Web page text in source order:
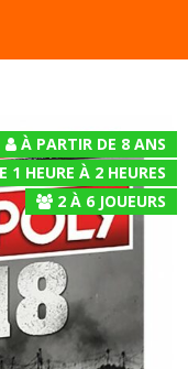
À PARTIR DE 8 ANS
1 HEURE À 2 HEURES
2 À 6 JOUEURS